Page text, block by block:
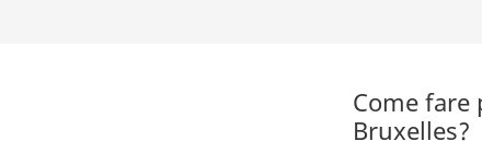
Come
Bruxelles?